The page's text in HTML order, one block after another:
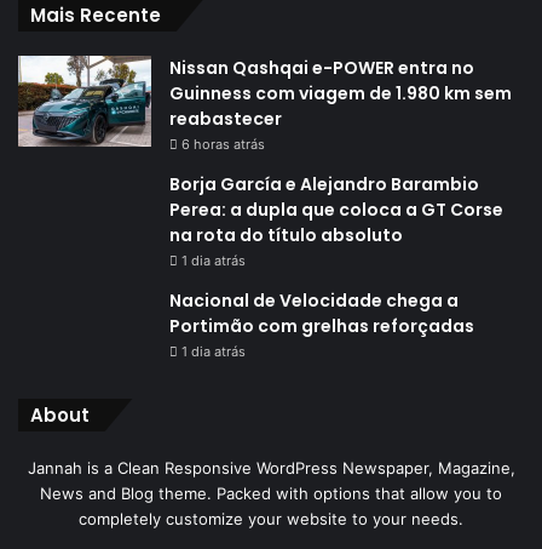
Mais Recente
Nissan Qashqai e-POWER entra no
Guinness com viagem de 1.980 km sem
reabastecer
6 horas atrás
Borja García e Alejandro Barambio
Perea: a dupla que coloca a GT Corse
na rota do título absoluto
1 dia atrás
Nacional de Velocidade chega a
Portimão com grelhas reforçadas
1 dia atrás
About
Jannah is a Clean Responsive WordPress Newspaper, Magazine,
News and Blog theme. Packed with options that allow you to
completely customize your website to your needs.